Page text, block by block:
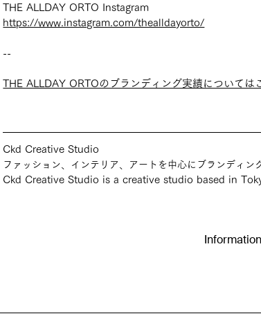
THE ALLDAY ORTO Instagram
https://www.instagram.com/thealldayorto/
--
THE ALLDAY ORTOのブランディング実績については
Ckd Creative Studio
ファッション、インテリア、アートを中心にブランディ
Ckd Creative Studio is a creative studio based in